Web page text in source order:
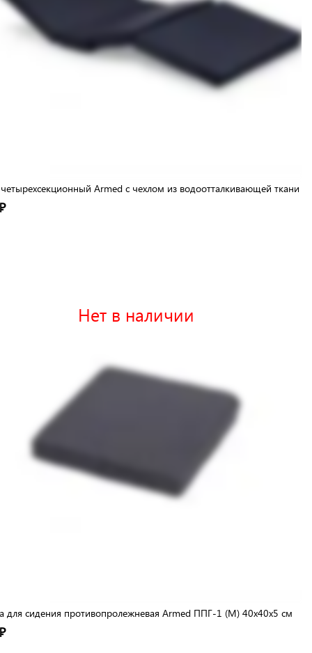
Armed с чехлом из водоотталкивающей ткани
Нет в наличии
для сидения противопролежневая Armed ППГ-1 (М) 40х40х5 см